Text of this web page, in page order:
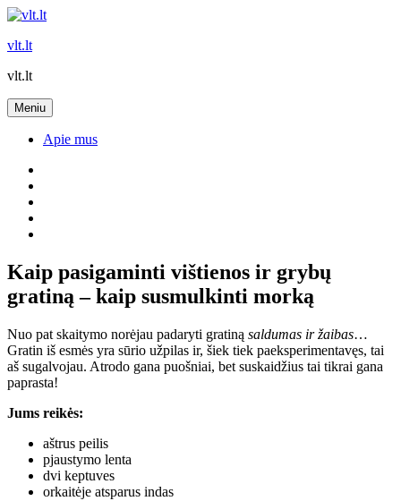
Eiti
turinio
vlt.lt
vlt.lt
Meniu
Apie mus
Kaip pasigaminti vištienos ir grybų
gratiną – kaip susmulkinti morką
Nuo pat skaitymo norėjau padaryti gratiną saldumas ir žaibas…
Gratin iš esmės yra sūrio užpilas ir, šiek tiek paeksperimentavęs, tai
aš sugalvojau. Atrodo gana puošniai, bet suskaidžius tai tikrai gana
paprasta!
Jums reikės:
aštrus peilis
pjaustymo lenta
dvi keptuves
orkaitėje atsparus indas